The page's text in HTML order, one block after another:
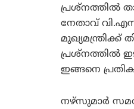
പ്രശ്‌നത്തില്‍
നേതാവ്
പ്രശ്‌നത്തില്‍
ഇങ്ങനെ
നഴ്‌സുമാര്‍